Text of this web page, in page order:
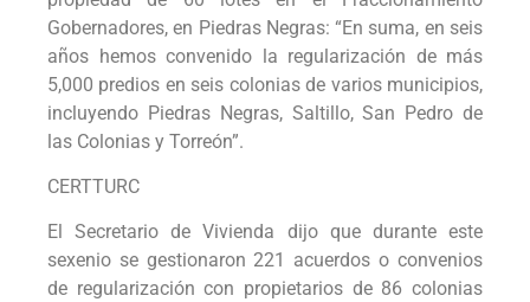
Gobernadores, en Piedras Negras: “En suma, en seis
años hemos convenido la regularización de más
5,000 predios en seis colonias de varios municipios,
incluyendo Piedras Negras, Saltillo, San Pedro de
las Colonias y Torreón”.
CERTTURC
El Secretario de Vivienda dijo que durante este
sexenio se gestionaron 221 acuerdos o convenios
de regularización con propietarios de 86 colonias